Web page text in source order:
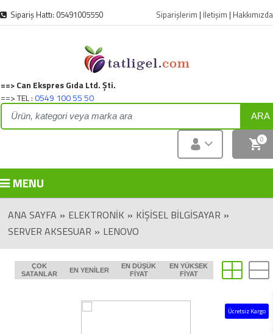
Sipariş Hattı: 05491005550 Siparişlerim | İletişim | Hakkımızda
Can Ekspres Gıda Ltd. Şti.
TEL :0549 100 55 50
ARA
0
MENU
ANA SAYFA » ELEKTRONIK » KİŞİSEL BİLGİSAYAR »
SERVER AKSESUAR » LENOVO
ÇOK
SATANLAR
EN YENILER
EN DÜŞÜK
FIYAT
EN YÜKSEK
FIYAT
Ücretsiz Kargo